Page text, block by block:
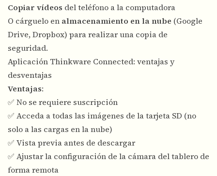
Copiar vídeos del teléfono a la computadora
O cárguelo en almacenamiento en la nube (Google
Drive, Dropbox) para realizar una copia de
seguridad.
Aplicación Thinkware Connected: ventajas y
desventajas
Ventajas:
✅ No se requiere suscripción
✅ Acceda a todas las imágenes de la tarjeta SD (no
solo a las cargas en la nube)
✅ Vista previa antes de descargar
✅ Ajustar la configuración de la cámara del tablero de
forma remota